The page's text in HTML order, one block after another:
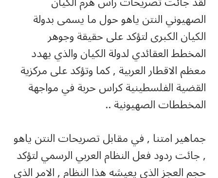
الصهيوني النتن ياهو حول ما يسمى بدولة
الكيان الكبرى لتؤكد على حقيقة وجوهر
المخطط العقائدي لدولة الكيان والذي يهدد
معظم الاقطار العربية , كما وتؤكد على مركزية
القضية الفلسطينية كراس حربة في مواجهة
المخططات الصهيونية ..
جماهير امتنا , في مقابل تصريحات النتن ياهو
, جائت ردود فعل النظام العربي الرسمي لتؤكد
حجم العجز الذي يعيشه هذا النظام , الامر الذي